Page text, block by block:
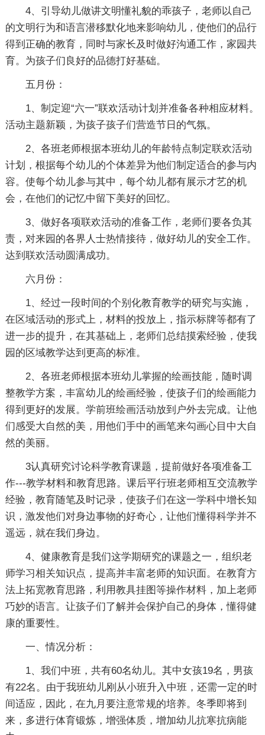
4、引导幼儿做讲文明懂礼貌的乖孩子，老师以自己
的文明行为和语言潜移默化地来影响幼儿，使他们的品行
得到正确的教育，同时与家长及时做好沟通工作，家园共
育。为孩子们良好的品德打好基础。
五月份：
1、制定迎“六一”联欢活动计划并准备各种相应材料。
活动主题新颖，为孩子孩子们营造节日的气氛。
2、各班老师根据本班幼儿的年龄特点制定联欢活动
计划，根据每个幼儿的个体差异为他们制定适合的参与内
容。使每个幼儿参与其中，每个幼儿都有展示才艺的机
会，在他们的记忆中留下美好的回忆。
3、做好各项联欢活动的准备工作，老师们要各负其
责，对来园的各界人士热情接待，做好幼儿的安全工作。
达到联欢活动圆满成功。
六月份：
1、经过一段时间的个别化教育教学的研究与实施，
在区域活动的形式上，材料的投放上，指示标牌等都有了
进一步的提升，在其基础上，老师们总结摸索经验，使我
园的区域教学达到更高的标准。
2、各班老师根据本班幼儿掌握的绘画技能，随时调
整教学方案，丰富幼儿的绘画经验，使孩子们的绘画能力
得到更好的发展。学前班绘画活动放到户外去完成。让他
们感受大自然的美，用他们手中的画笔来勾画心目中大自
然的美丽。
3认真研究讨论科学教育课题，提前做好各项准备工
作---教学材料和教育思路。课后平行班老师相互交流教学
经验，教育随笔及时记录，使孩子们在这一学科中增长知
识，激发他们对身边事物的好奇心，让他们懂得科学并不
遥远，就在我们身边。
4、健康教育是我们这学期研究的课题之一，组织老
师学习相关知识点，提高并丰富老师的知识面。在教育方
法上拓宽教育思路，利用教具挂图等操作材料，加上老师
巧妙的语言。让孩子们了解并会保护自己的身体，懂得健
康的重要性。
一、情况分析：
1、我们中班，共有60名幼儿。其中女孩19名，男孩
有22名。由于我班幼儿刚从小班升入中班，还需一定的时
间适应，因此，在九月要注意常规的培养。冬季即将到
来，多进行体育锻炼，增强体质，增加幼儿抗寒抗病能